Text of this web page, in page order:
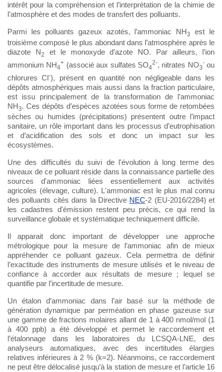
intérêt pour la compréhension et l’interprétation de la chimie de
l’atmosphère et des modes de transfert des polluants.
Parmi les polluants gazeux azotés, l’ammoniac NH3
est le
troisième composé le plus abondant dans l’atmosphère après le
diazote N2
et le monoxyde d’azote NO. Par ailleurs, l’ion
ammonium NH4
+ (associé aux sulfates SO4
2-, nitrates NO3
-ou
chlorures Cl-), présent en quantité non négligeable dans les
dépôts atmosphériques mais aussi dans la fraction particulaire,
est issu principalement de la transformation de l’ammoniac
NH3. Ces dépôts d’espèces azotées sous forme de retombées
sèches ou humides (précipitations) présentent outre l’impact
sanitaire, un rôle important dans les processus d’eutrophisation
et d’acidification des sols et donc un impact sur les
écosystèmes.
Une des difficultés du suivi de l'évolution à long terme des
niveaux de ce polluant réside dans la connaissance partielle des
sources d'ammoniac liées essentiellement aux activités
agricoles (élevage, culture). L'ammoniac est le plus mal connu
des polluants cités dans la Directive NEC-2 (EU-2016/2284) et
les cadastres d'émission restent peu précis, ce qui rend la
surveillance globale et systématique techniquement difficile.
Il apparait donc important de développer une approche
métrologique pour la mesure de l’ammoniac afin de mieux
appréhender ce polluant gazeux. Cela permettra de définir
l’exactitude des instruments de mesure utilisés et le niveau de
confiance à accorder aux résultats de mesure ; lequel se
quantifie par l’incertitude de mesure.
Un étalon d’ammoniac dans l’air basé sur la méthode de
génération dynamique par perméation en phase gazeuse sur
une gamme de fractions molaires allant de 1 à 400 nmol/mol (1
à 400 ppb) a été développé et permet le raccordement et
l’étalonnage dans les laboratoires du LCSQA-LNE, des
analyseurs automatiques, avec des incertitudes élargies
relatives inférieures à 2 % (k=2). Néanmoins, ce raccordement
ne peut être délocalisé jusqu’à la station de mesure et l’article 16